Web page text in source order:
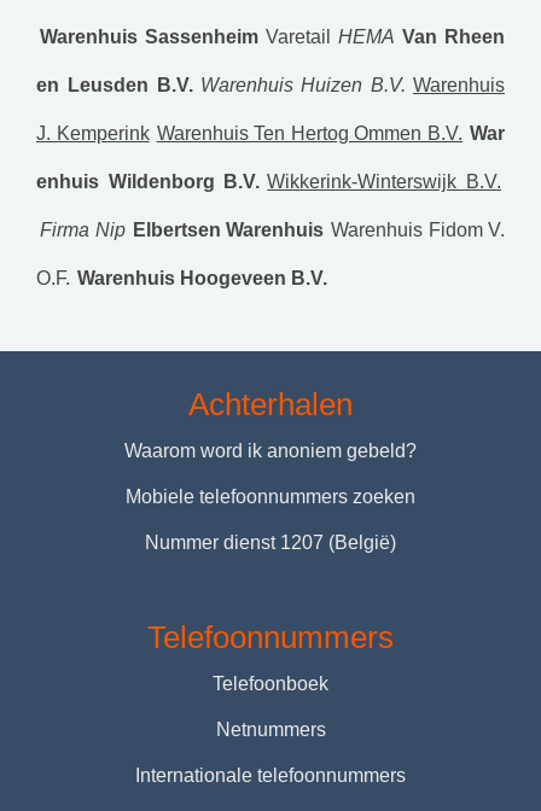
Warenhuis Sassenheim Varetail HEMA Van Rheen
en Leusden B.V. Warenhuis Huizen B.V. Warenhuis
J. Kemperink Warenhuis Ten Hertog Ommen B.V. War
enhuis Wildenborg B.V. Wikkerink-Winterswijk B.V.
Firma Nip Elbertsen Warenhuis Warenhuis Fidom V.
O.F. Warenhuis Hoogeveen B.V.
Achterhalen
Waarom word ik anoniem gebeld?
Mobiele telefoonnummers zoeken
Nummer dienst 1207 (België)
Telefoonnummers
Telefoonboek
Netnummers
Internationale telefoonnummers